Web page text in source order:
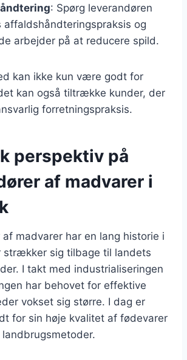
: Spørg leverandøren
affaldshåndteringspraksis og
arbejder på at reducere spild.
kan ikke kun være godt for
kan også tiltrække kunder, der
forretningspraksis.
perspektiv på
af madvarer i
madvarer har en lang historie i
strækker sig tilbage til landets
I takt med industrialiseringen
har behovet for effektive
vokset sig større. I dag er
for sin høje kvalitet af fødevarer